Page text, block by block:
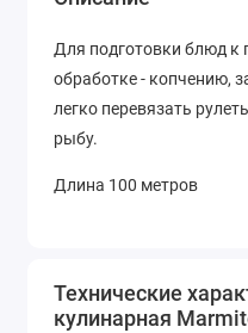
Для подготовки блюд к
обработке - копчению,
легко перевязать
рыбу.
Длина 100 метров
Технические
кулинарная